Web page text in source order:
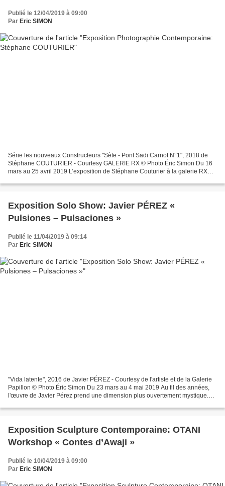
Publié le 12/04/2019 à 09:00
Par Eric SIMON
Série les nouveaux Constructeurs "Sète - Pont Sadi Carnot N°1", 2018 de
Stéphane COUTURIER - Courtesy GALERIE RX © Photo Éric Simon Du 16
mars au 25 avril 2019 L’exposition de Stéphane Couturier à la galerie RX
Exposition Solo Show: Javier PÉREZ «
Pulsiones – Pulsaciones »
Publié le 11/04/2019 à 09:14
Par Eric SIMON
"Vida latente", 2016 de Javier PÉREZ - Courtesy de l'artiste et de la Galerie
Papillon © Photo Éric Simon Du 23 mars au 4 mai 2019 Au fil des années,
l'œuvre de Javier Pérez prend une dimension plus ouvertement mystique.
Exposition Sculpture Contemporaine: OTANI
Workshop « Contes d’Awaji »
Publié le 10/04/2019 à 09:00
Par Eric SIMON